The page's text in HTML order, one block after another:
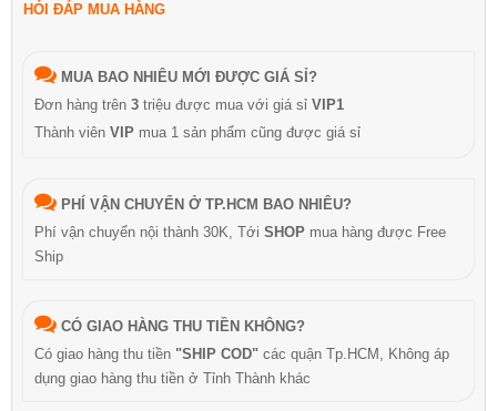
HỎI ĐÁP MUA HÀNG
MUA BAO NHIÊU MỚI ĐƯỢC GIÁ SỈ?
Đơn hàng trên 3 triệu được mua với giá sỉ VIP1
Thành viên VIP mua 1 sản phẩm cũng được giá sỉ
PHÍ VẬN CHUYỂN Ở TP.HCM BAO NHIÊU?
Phí vận chuyển nội thành 30K, Tới SHOP mua hàng được Free
Ship
CÓ GIAO HÀNG THU TIỀN KHÔNG?
Có giao hàng thu tiền "SHIP COD" các quận Tp.HCM, Không áp
dụng giao hàng thu tiền ở Tỉnh Thành khác